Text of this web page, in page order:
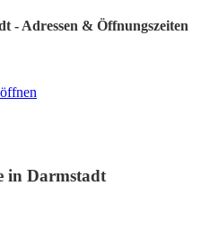
- Adressen & Öffnungszeiten
in Darmstadt